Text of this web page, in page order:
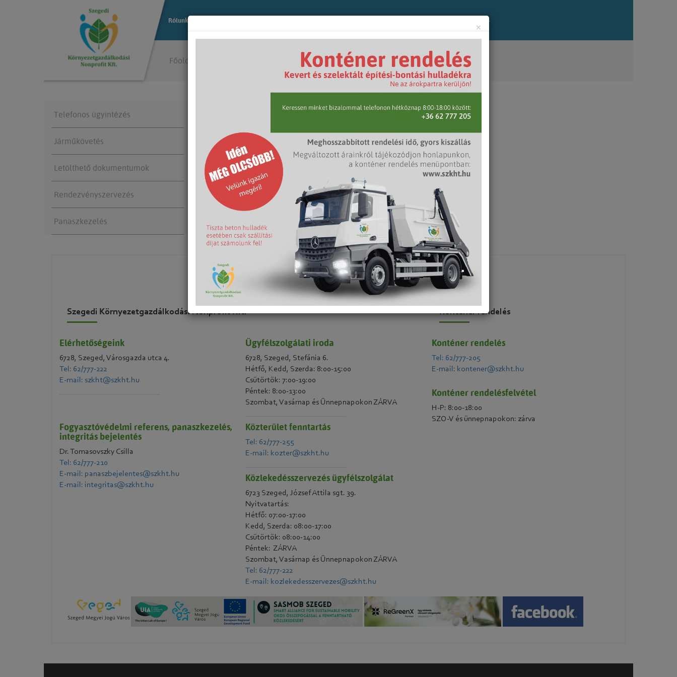
Rólunk
Főoldal
Telefonos ügyintézés
Járműkövetés
Letölthető dokumentumok
Rendezvényszervezés
Panaszkezelés
Elérhetőségeink
Szegedi Környezetgazdálkodási Nonprofit Kft.
Elérhetőségeink
6728, Szeged, Városgazda utca 4.
Tel: 62/777-222
E-mail: szkht@szkht.hu
Ügyfélszolgálati iroda
6728, Szeged, Stefánia 6.
Hétfő, Kedd, Szerda: 8:00-15:00
Csütörtök: 7:00-19:00
Péntek: 8:00-13:00
Szombat, Vasárnap és Ünnepnapokon ZÁRVA
Fogyasztóvédelmi referens, panaszkezelés,
integritás bejelentés
Dr. Tomasovszky Csilla
Tel: 62/777-210
E-mail: panaszbejelentes@szkht.hu
E-mail: integritas@szkht.hu
Közterület fenntartás
Tel: 62/777-255
E-mail: kozter@szkht.hu
Közlekedésszervezés ügyfélszolgálat
6723 Szeged, József Attila sgt. 39.
Nyitvatartás:
Hétfő: 07:00-17:00
Kedd, Szerda: 08:00-17:00
Csütörtök: 08:00-14:00
Péntek: ZÁRVA
Szombat, Vasárnap és Ünnepnapokon ZÁRVA
Tel: 62/777-222
E-mail: kozlekedesszervezes@szkht.hu
Konténer rendelés
Konténer rendelés
Tel: 62/777-205
E-mail: kontener@szkht.hu
Konténer rendelésfelvétel
H-P: 8:00-18:00
SZO-V és ünnepnapokon: zárva
×